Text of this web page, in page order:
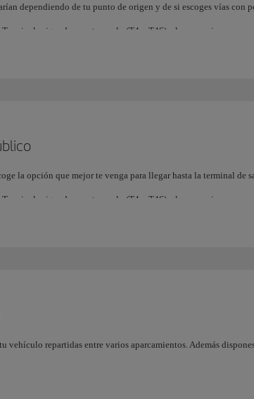
dependiendo de tu punto de origen y de si escoges vías con
asignada para tu vuelo (T4 y T4S), el acceso siempre se
la opción que mejor te venga para llegar hasta la terminal de
asignada para tu vuelo (T4 y T4S), el acceso siempre se
vehículo repartidas entre varios aparcamientos. Además
Terminal asignada para tu vuelo (T4 y T4S), el acceso siempre